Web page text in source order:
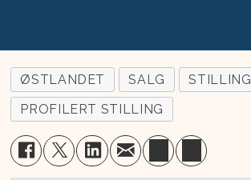
ØSTLANDET SALG
STILLING
PROFILERT STILLING